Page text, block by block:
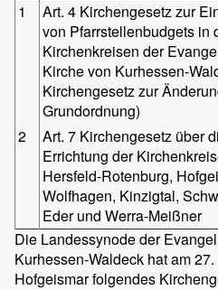
1
Art. 4 Kirchengesetz zur
von Pfarrstellenbudgets in
Kirchenkreisen der
Kirche von Kurhessen-
Kirchengesetz zur
Grundordnung)
2
Art. 7 Kirchengesetz über
Errichtung der
Hersfeld-Rotenburg,
Wolfhagen, Kinzigtal,
Eder und Werra-Meißner
Die Landessynode der
Kurhessen-Waldeck hat am
Hofgeismar folgendes